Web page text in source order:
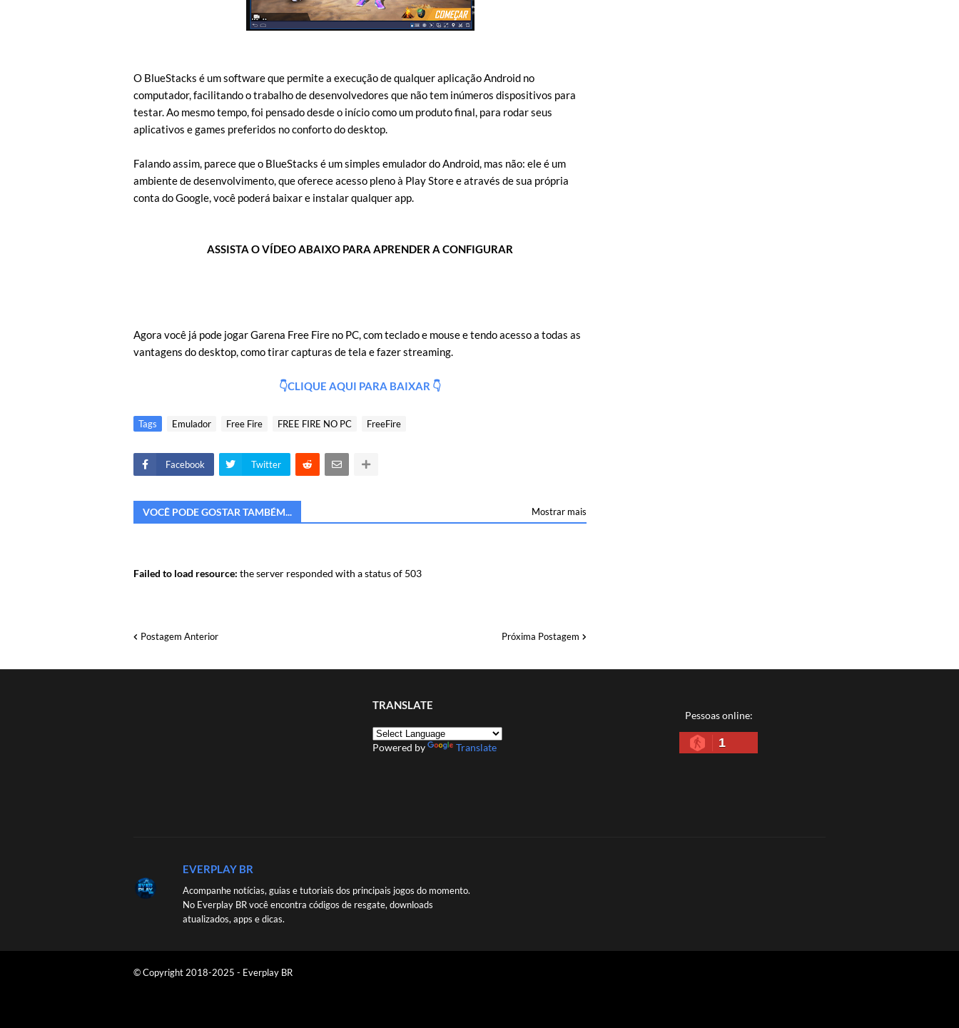
O BlueStacks é um software que permite a execução de qualquer aplicação Android no
computador, facilitando o trabalho de desenvolvedores que não tem inúmeros dispositivos para
testar. Ao mesmo tempo, foi pensado desde o início como um produto final, para rodar seus
aplicativos e games preferidos no conforto do desktop.
Falando assim, parece que o BlueStacks é um simples emulador do Android, mas não: ele é um
ambiente de desenvolvimento, que oferece acesso pleno à Play Store e através de sua própria
conta do Google, você poderá baixar e instalar qualquer app.
ASSISTA O VÍDEO ABAIXO PARA APRENDER A CONFIGURAR
Agora você já pode jogar Garena Free Fire no PC, com teclado e mouse e tendo acesso a todas as
vantagens do desktop, como tirar capturas de tela e fazer streaming.
👇CLIQUE AQUI PARA BAIXAR 👇
Tags Emulador Free Fire FREE FIRE NO PC FreeFire
Facebook Twitter
VOCÊ PODE GOSTAR TAMBÉM... Mostrar mais
Failed to load resource: the server responded with a status of 503
Postagem Anterior Próxima Postagem
TRANSLATE
Powered by Translate
Pessoas online:
1
EVERPLAY BR
Acompanhe notícias, guias e tutoriais dos principais jogos do momento.
No Everplay BR você encontra códigos de resgate, downloads
atualizados, apps e dicas.
© Copyright 2018-2025 - Everplay BR